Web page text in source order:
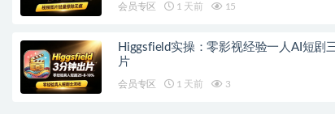
会员专区 1 天前 15
Higgsfield实操：零影视经验一人AI短剧
片
会员专区 1 天前 3